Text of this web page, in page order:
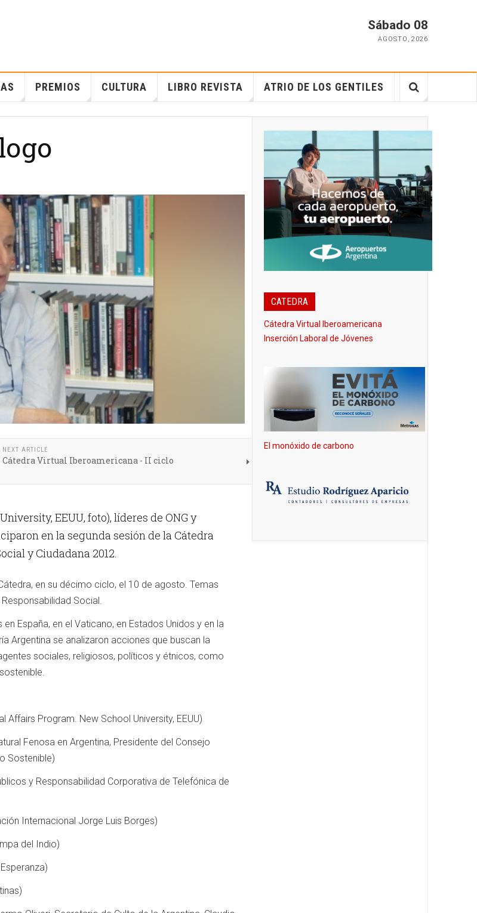
Sábado 08
AGOSTO , 2026
PREMIOS CULTURA LIBRO REVISTA ATRIO DE LOS GENTILES
NEXT ARTICLE
Cátedra Virtual Iberoamericana - II ciclo
EEUU, foto), líderes de ONG y
en la segunda sesión de la Cátedra
y Ciudadana 2012.
en su décimo ciclo, el 10 de agosto. Temas
Social.
España, en el Vaticano, en Estados Unidos y en la
Argentina se analizaron acciones que buscan la
sociales, religiosos, políticos y étnicos, como
Affairs Program. New School University, EEUU)
Fenosa en Argentina, Presidente del Consejo
Sostenible)
y Responsabilidad Corporativa de Telefónica de
Internacional Jorge Luis Borges)
del Indio)
CATEDRA
Cátedra Virtual Iberoamericana
Inserción Laboral de Jóvenes
El monóxido de carbono